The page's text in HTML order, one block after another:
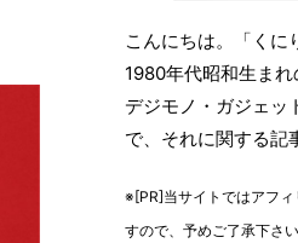
こんにちは。「くに
1980年代昭和生まれ
デジモノ・ガジェッ
で、それに関する記
※[PR]当サイトではアフィ
すので、予めご了承下さい